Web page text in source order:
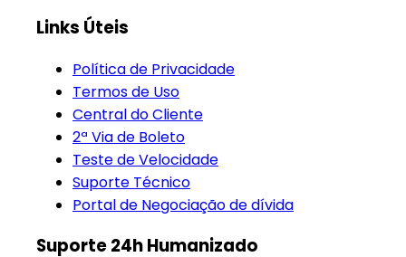
Links Úteis
Política de Privacidade
Termos de Uso
Central do Cliente
2ª Via de Boleto
Teste de Velocidade
Suporte Técnico
Portal de Negociação de dívida
Suporte 24h Humanizado